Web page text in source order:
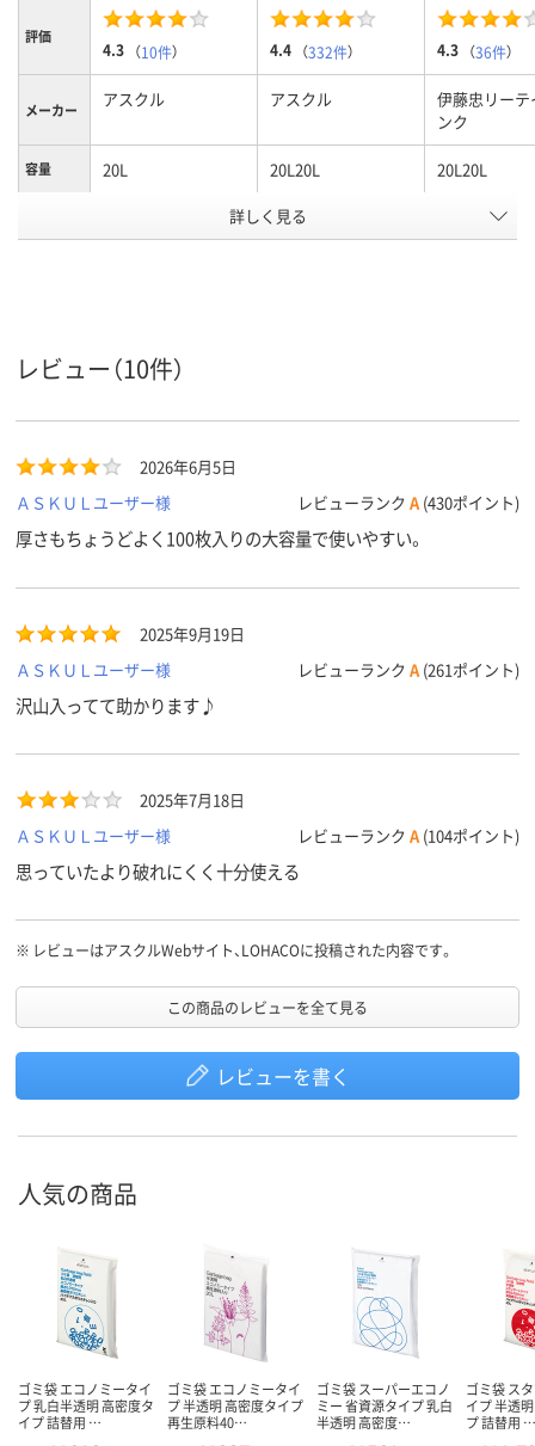
評価
4.3 （10件） 4.4 （332件） 4.3 （36件）
メーカー アスクル アスクル
伊藤忠リーテ
ンク
容量 20L 20L20L 20L20L
半透明
0.012mm
材質
（バイオマスプラス
HDPE（カサカサタイ
（再生プラスチック
チック40%）
HDPE（カサカサタイ
プ）
低密度ポリエ
カラーグ
クリア(透明・半透明)
クリア(透明)系 ホワイト系
商品環境
80 30 25
詳しく見る
レビュー（10件）
2026年6月5日
ＡＳＫＵＬユーザー様
レビューランク A (430ポイント)
厚さもちょうどよく100枚入りの大容量で使いやすい。
2025年9月19日
ＡＳＫＵＬユーザー様
レビューランク A (261ポイント)
沢山入ってて助かります♪
2025年7月18日
ＡＳＫＵＬユーザー様
レビューランク A (104ポイント)
思っていたより破れにくく十分使える
※ レビューはアスクルWebサイト、LOHACOに投稿された内容です。
この商品のレビューを全て見る
レビューを書く
人気の商品
ゴミ袋 エコノミータイ
プ 乳白半透明 高密度タ
イプ 詰替用 …
ゴミ袋 エコノミータイ
プ 半透明 高密度タイプ
再生原料40…
ゴミ袋 スーパーエコノ
ミー 省資源タイプ 乳白
半透明 高密度…
ゴミ袋 ス
イプ 半透
プ 詰替用 …